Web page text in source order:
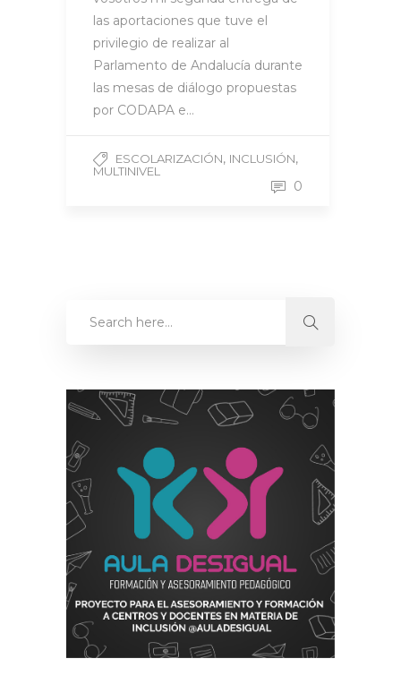
las aportaciones que tuve el
privilegio de realizar al
Parlamento de Andalucía durante
las mesas de diálogo propuestas
por CODAPA e…
ESCOLARIZACIÓN, INCLUSIÓN,
MULTINIVEL
0